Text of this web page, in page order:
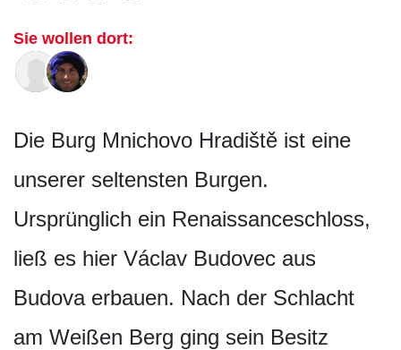
Sie wollen dort:
Die Burg Mnichovo Hradiště ist eine
unserer seltensten Burgen.
Ursprünglich ein Renaissanceschloss,
ließ es hier Václav Budovec aus
Budova erbauen. Nach der Schlacht
am Weißen Berg ging sein Besitz